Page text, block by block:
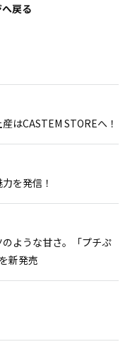
戻る
はCASTEM STOREへ！
を発信！
ような甘さ。「プチぷ
新発売